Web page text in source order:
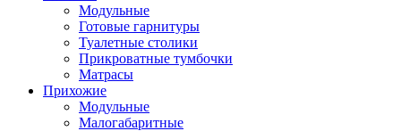
Модульные
Готовые гарнитуры
Туалетные столики
Прикроватные тумбочки
Матрасы
Прихожие
Модульные
Малогабаритные